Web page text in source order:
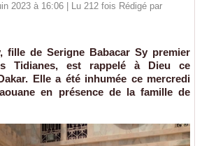
2023 à 16:06 | Lu 212 fois Rédigé par
fille de Serigne Babacar Sy premier
Tidianes, est rappelé à Dieu ce
Elle a été inhumée ce mercredi
en présence de la famille de